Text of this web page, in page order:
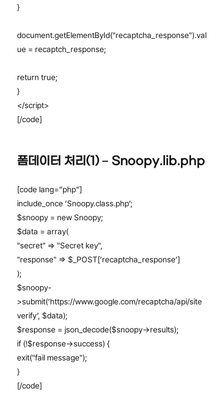
}
document.getElementById("recaptcha_response").val
ue = recaptch_response;
return true;
}
</script>
[/code]
폼데이터 처리(1) – Snoopy.lib.php
[code lang=”php”]
include_once ‘Snoopy.class.php’;
$snoopy = new Snoopy;
$data = array(
"secret" => "Secret key",
"response" => $_POST[‘recaptcha_response’]
);
$snoopy-
>submit(‘https://www.google.com/recaptcha/api/site
verify’, $data);
$response = json_decode($snoopy->results);
if (!$response->success) {
exit("fail message");
}
[/code]